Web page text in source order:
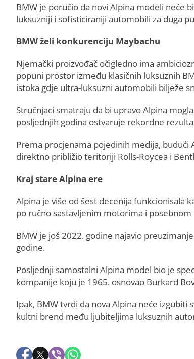
BMW je poručio da novi Alpina modeli neće
luksuzniji i sofisticiraniji automobili za duga
BMW želi konkurenciju Maybachu
Njemački proizvođač očigledno ima
popuni prostor između klasičnih luksuznih
istoka gdje ultra-luksuzni automobili bilježe
Stručnjaci smatraju da bi upravo Alpina
posljednjih godina ostvaruje rekordne
Prema procjenama pojedinih medija, budući
direktno približio teritoriji Rolls-Roycea i
Kraj stare Alpina ere
Alpina je više od šest decenija funkcionisala
po ručno sastavljenim motorima i
BMW je još 2022. godine najavio
godine.
Posljednji samostalni Alpina model bio je
kompanije koju je 1965. osnovao Burkard
Ipak, BMW tvrdi da nova Alpina neće
kultni brend među ljubiteljima luksuznih